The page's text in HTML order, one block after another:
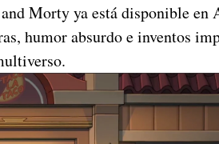
Morty ya está disponible en
humor absurdo e inventos